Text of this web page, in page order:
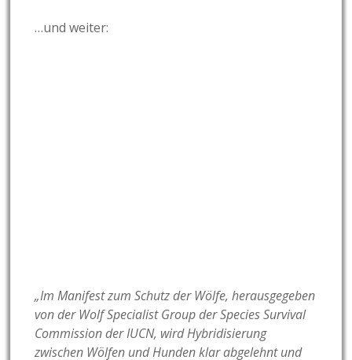
…und weiter:
„Im Manifest zum Schutz der Wölfe, herausgegeben
von der Wolf Specialist Group der Species Survival
Commission der IUCN, wird Hybridisierung
zwischen Wölfen und Hunden klar abgelehnt und